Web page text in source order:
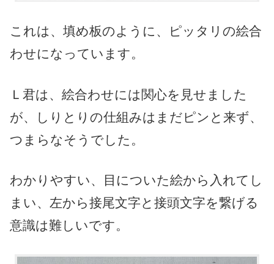
これは、填め板のように、ピッタリの絵合
わせになっています。
Ｌ君は、絵合わせには関心を見せました
が、しりとりの仕組みはまだピンと来ず、
つまらなそうでした。
わかりやすい、目についた絵から入れてし
まい、左から接尾文字と接頭文字を繋げる
意識は難しいです。